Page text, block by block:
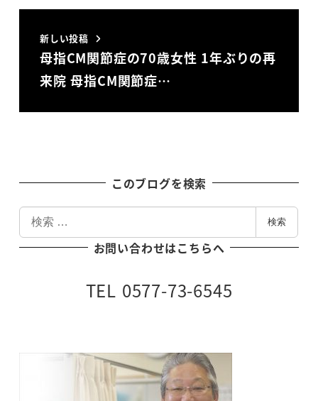
新しい投稿
母指CM関節症の70歳女性 1年ぶりの再
来院 母指CM関節症…
このブログを検索
検
索
検索
お問い合わせはこちらへ
TEL 0577-73-6545